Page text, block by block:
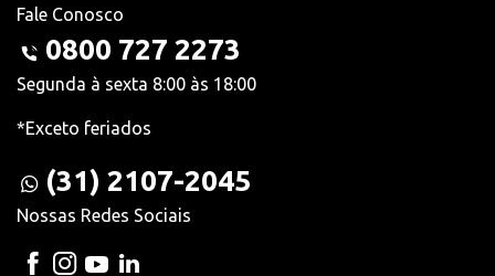
Fale Conosco
0800 727 2273
Segunda à sexta 8:00 às 18:00
*Exceto feriados
(31) 2107-2045
Nossas Redes Sociais